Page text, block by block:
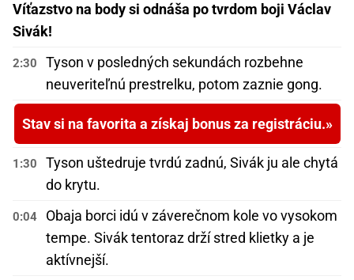
Víťazstvo na body si odnáša po tvrdom boji Václav
Sivák!
2:30
Tyson v posledných sekundách rozbehne
neuveriteľnú prestrelku, potom zaznie gong.
Stav si na favorita a získaj bonus za registráciu.
1:30
Tyson uštedruje tvrdú zadnú, Sivák ju ale chytá
do krytu.
0:04
Obaja borci idú v záverečnom kole vo vysokom
tempe. Sivák tentoraz drží stred klietky a je
aktívnejší.